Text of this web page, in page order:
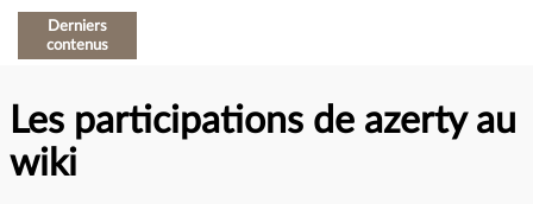
Derniers
contenus
Les participations de azerty au
wiki